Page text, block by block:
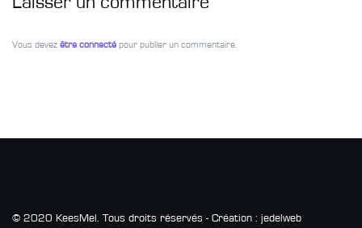
Vous devez être connecté pour publier un commentaire.
© 2020 KeesMel. Tous droits réservés - Création : jedelweb